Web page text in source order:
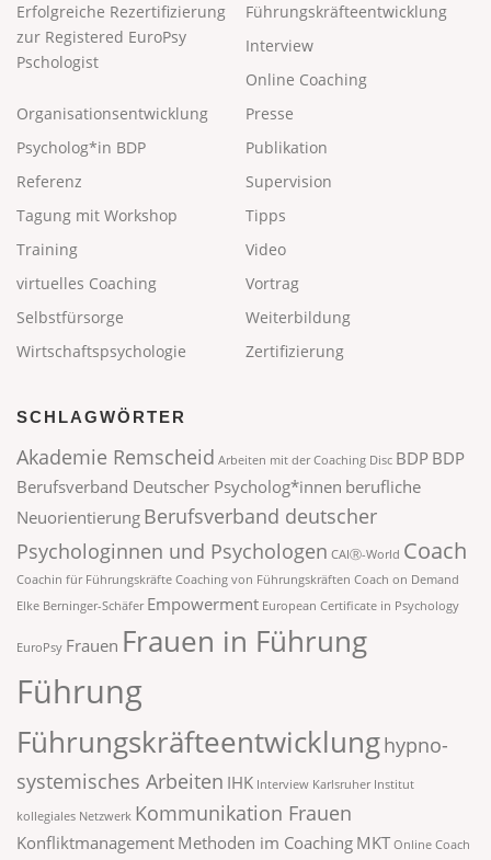
Erfolgreiche Rezertifizierung
zur Registered EuroPsy
Pschologist
Führungskräfteentwicklung
Interview
Online Coaching
Organisationsentwicklung
Presse
Psycholog*in BDP
Publikation
Referenz
Supervision
Tagung mit Workshop
Tipps
Training
Video
virtuelles Coaching
Selbstfürsorge
Vortrag
Weiterbildung
Wirtschaftspsychologie
Zertifizierung
SCHLAGWÖRTER
Akademie Remscheid Arbeiten mit der Coaching Disc BDP BDP
Berufsverband Deutscher Psycholog*innen berufliche
Neuorientierung Berufsverband deutscher
Psychologinnen und Psychologen CAIⓇ-World Coach
Coachin für Führungskräfte Coaching von Führungskräften Coach on Demand
Elke Berninger-Schäfer Empowerment European Certificate in Psychology
EuroPsy Frauen Frauen in Führung
Führung
Führungskräfteentwicklunghypno-
systemisches Arbeiten IHK Interview Karlsruher Institut
kollegiales Netzwerk Kommunikation Frauen
Konfliktmanagement Methoden im Coaching MKT Online Coach